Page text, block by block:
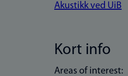
Akustikk ved UiB
Kort info
Areas of interest: